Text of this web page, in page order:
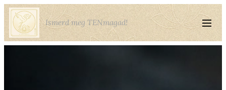
Ismerd meg TENmagad!